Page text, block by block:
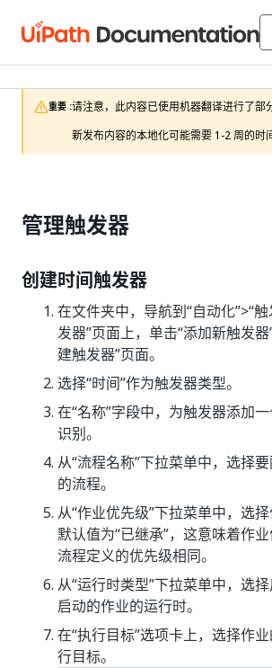
重要 :请注意，此内容已使用机器翻译进行了部
新发布内容的本地化可能需要 1-2 周的时
管理触发器
创建时间触发器
在文件夹中，导航到“自动化”>“
发器”页面上，单击“添加新触发
建触发器”页面。
选择“时间”作为触发器类型。
在“名称”字段中，为触发器添加
识别。
从“流程名称”下拉菜单中，选择
的流程。
从“作业优先级”下拉菜单中，选择
默认值为“已继承”，这意味着作
流程定义的优先级相同。
从“运行时类型”下拉菜单中，选
启动的作业的运行时。
在“执行目标”选项卡上，选择作
行目标。